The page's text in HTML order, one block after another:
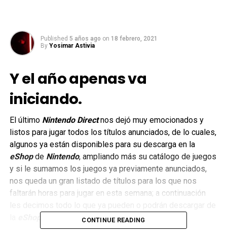
Published 5 años ago on 18 febrero, 2021
By Yosimar Astivia
Y el año apenas va
iniciando.
El último Nintendo Directnos dejó muy emocionados y
listos para jugar todos los títulos anunciados, de lo cuales,
algunos ya están disponibles para su descarga en la
eShopde Nintendo, ampliando más su catálogo de juegos
y si le sumamos los juegos ya previamente anunciados,
nos queda un gran listado de títulos para los que nos
faltarán horas para jugar en esta semana; a continuación
en estos días.CONTINUE READING